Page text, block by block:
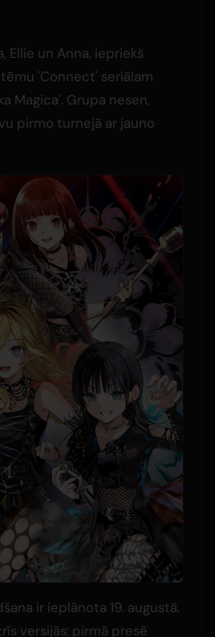
Ellie un Anna, iepriekš
'Connect' seriālam
Magica'. Grupa nesen,
pirmo turnejā ar jauno
ir ieplānota 19. augustā.
versijās: pirmā presē